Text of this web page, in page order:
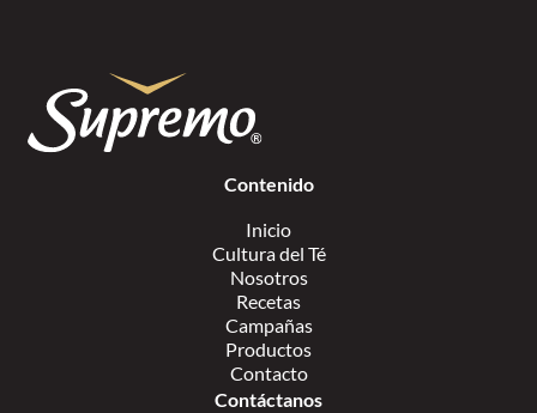
Contenido
Inicio
Cultura del Té
Nosotros
Recetas
Campañas
Productos
Contacto
Contáctanos